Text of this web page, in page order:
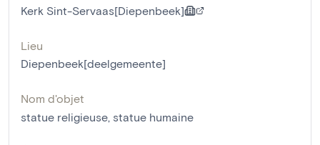
Kerk Sint-Servaas[Diepenbeek]
Lieu
Diepenbeek[deelgemeente]
Nom d'objet
statue religieuse statue humaine